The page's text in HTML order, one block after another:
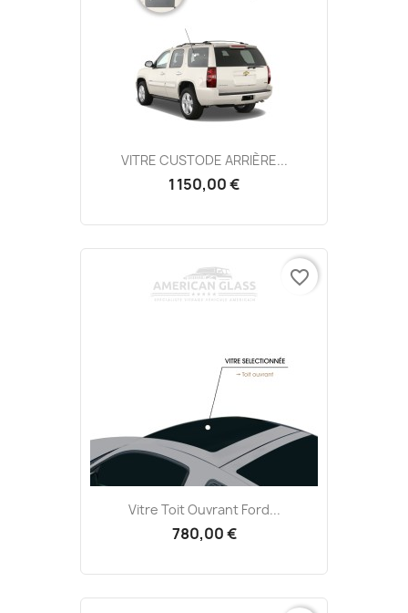
VITRE CUSTODE ARRIÈRE...
1 150,00 €
Vitre Toit Ouvrant Ford...
780,00 €
favorite_border